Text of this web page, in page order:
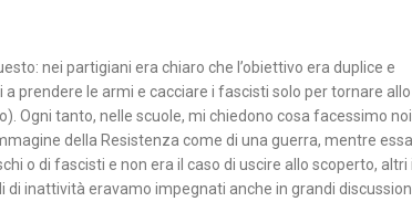
nei partigiani era chiaro che l’obiettivo era duplice e
prendere le armi e cacciare i fascisti solo per tornare allo
Ogni tanto, nelle scuole, mi chiedono cosa facessimo noi
della Resistenza come di una guerra, mentre essa
o di fascisti e non era il caso di uscire allo scoperto, altri
inattività eravamo impegnati anche in grandi